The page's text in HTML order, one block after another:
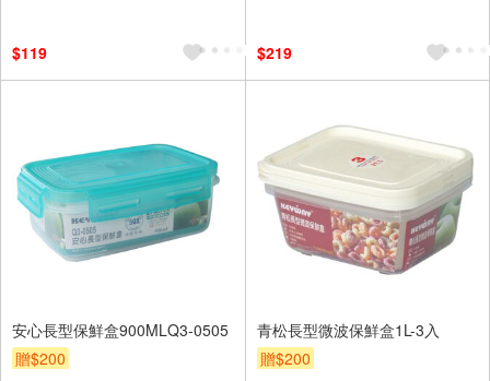
$119 $219
安心長型保鮮盒900MLQ3-0505
贈$200
青松長型微波保鮮盒1L-3入
贈$200